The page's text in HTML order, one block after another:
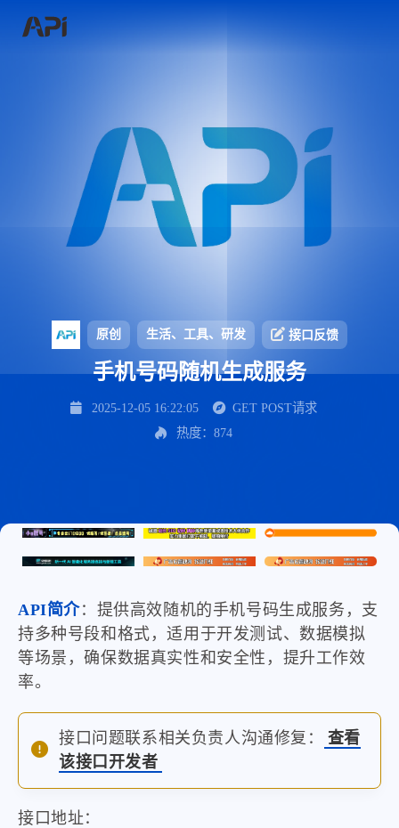
原创 生活、工具、研发 接口反馈
手机号码随机生成服务
2025-12-05 16:22:05
GET POST请求
热度：874
API简介：提供高效随机的手机号码生成服务，支
持多种号段和格式，适用于开发测试、数据模拟
等场景，确保数据真实性和安全性，提升工作效
率。
接口问题联系相关负责人沟通修复：
查看
该接口开发者
接口地址：